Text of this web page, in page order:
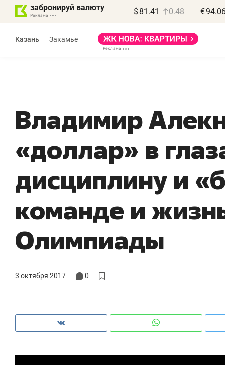
забронируй валюту $ 81.41 0.48 €
Казань Закамье
Владимир
«доллар» в
дисциплину и
команде и
Олимпиады
3 октября 2017 0
Василь Мазитов
«Не зная местных
правил, бизнес может
потерять минимум
полгода»
Как бизнесу выйти на зарубежные
чем интересен Оман?